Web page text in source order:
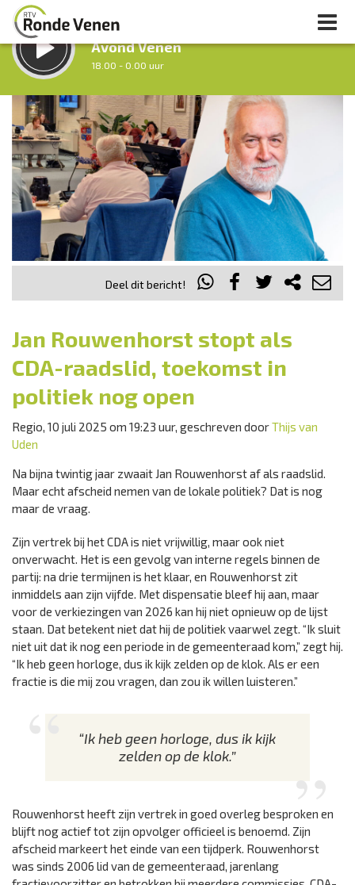
LUISTER LIVE:
Avond Venen
18.00 - 0.00 uur
STRAKS:
Nacht van De Ronde Venen
0.00 - 7.00 uur
Vorig uur
uur 1 van 0 Volgend uur
Inklappen
Deel dit bericht!
Jan Rouwenhorst stopt als
CDA-raadslid, toekomst in
politiek nog open
Regio, 10 juli 2025 om 19:23 uur, geschreven doorThijs van
Uden
Na bijna twintig jaar zwaait Jan Rouwenhorst af als raadslid.
Maar echt afscheid nemen van de lokale politiek? Dat is nog
maar de vraag.
Zijn vertrek bij het CDA is niet vrijwillig, maar ook niet
onverwacht. Het is een gevolg van interne regels binnen de
partij: na drie termijnen is het klaar, en Rouwenhorst zit
inmiddels aan zijn vijfde. Met dispensatie bleef hij aan, maar
voor de verkiezingen van 2026 kan hij niet opnieuw op de lijst
staan. Dat betekent niet dat hij de politiek vaarwel zegt. “Ik sluit
niet uit dat ik nog een periode in de gemeenteraad kom,” zegt hij.
“Ik heb geen horloge, dus ik kijk zelden op de klok. Als er een
fractie is die mij zou vragen, dan zou ik willen luisteren.”
“Ik heb geen horloge, dus ik kijk
zelden op de klok.”
Rouwenhorst heeft zijn vertrek in goed overleg besproken en
blijft nog actief tot zijn opvolger officieel is benoemd. Zijn
afscheid markeert het einde van een tijdperk. Rouwenhorst
was sinds 2006 lid van de gemeenteraad, jarenlang